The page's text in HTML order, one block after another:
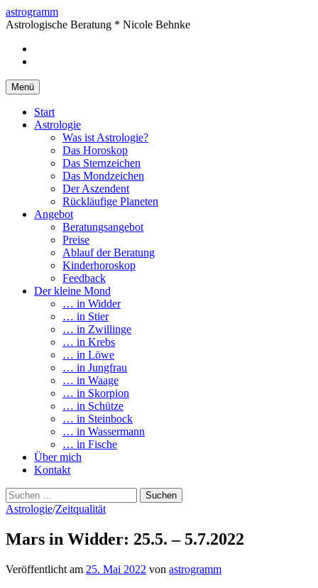
Springe
zum
astrogramm
Astrologische Beratung * Nicole Behnke
Menü
Start
Astrologie
Was ist Astrologie?
Das Horoskop
Das Sternzeichen
Das Mondzeichen
Der Aszendent
Rückläufige Planeten
Angebot
Beratungsangebot
Preise
Ablauf der Beratung
Kinderhoroskop
Feedback
Der kleine Mond
… in Widder
… in Stier
… in Zwillinge
… in Krebs
… in Löwe
… in Jungfrau
… in Waage
… in Skorpion
… in Schütze
… in Steinbock
… in Wassermann
… in Fische
Über mich
Kontakt
Suchen
nach:
Astrologie/Zeitqualität
Mars in Widder: 25.5. – 5.7.2022
Veröffentlicht am 25. Mai 2022 von astrogramm